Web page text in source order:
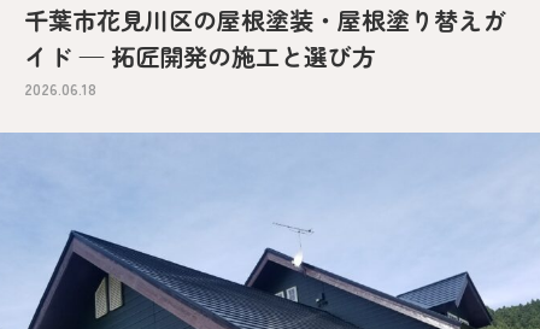
千葉市花見川区の屋根塗装・屋根塗り替えガ
イド — 拓匠開発の施工と選び方
2026.06.18